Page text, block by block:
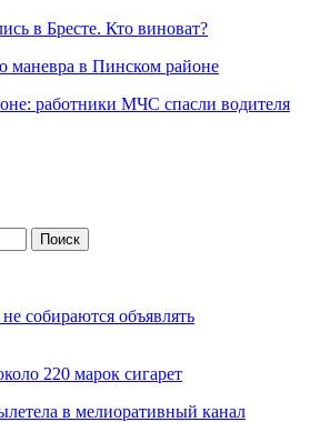
в Бресте. Кто виноват?
маневра в Пинском районе
работники МЧС спасли водителя
собираются объявлять
220 марок сигарет
в мелиоративный канал